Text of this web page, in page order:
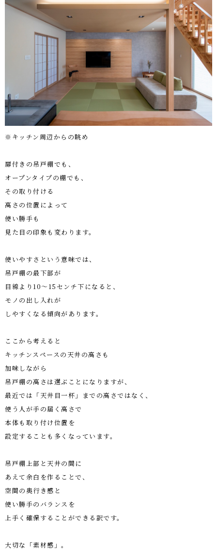
※キッチン周辺からの眺め
扉付きの吊戸棚でも、
オープンタイプの棚でも、
その取り付ける
高さの位置によって
使い勝手も
見た目の印象も変わります。
使いやすさという意味では、
吊戸棚の最下部が
目線より 10～ 15 センチ下になると、
モノの出し入れが
しやすくなる傾向があります。
ここから考えると
キッチンスペースの天井の高さも
加味しながら
吊戸棚の高さは選ぶことになりますが、
最近では「天井目一杯」までの高さではなく、
使う人が手の届く高さで
本体も取り付け位置を
設定することも多くなっています。
吊戸棚上部と天井の間に
あえて余白を作ることで、
空間の奥行き感と
使い勝手のバランスを
上手く確保することができる訳です。
大切な「素材感」。